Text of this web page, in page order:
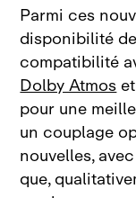
Parmi ces
disponibilité
compatibilité
Dolby Atmos
pour une
un couplage
nouvelles,
que,